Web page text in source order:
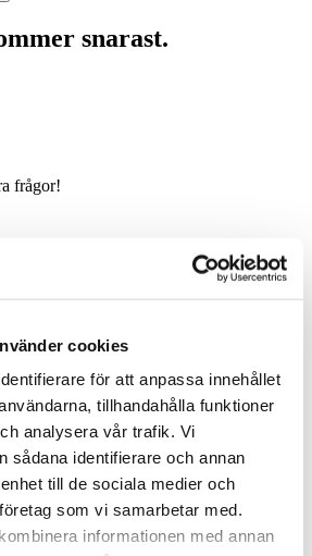
cookies
för att anpassa innehållet
tillhandahålla funktioner
analysera vår trafik. Vi
sådana identifierare och annan
till de sociala medier och
som vi samarbetar med.
informationen med annan
snarast.
frågor!